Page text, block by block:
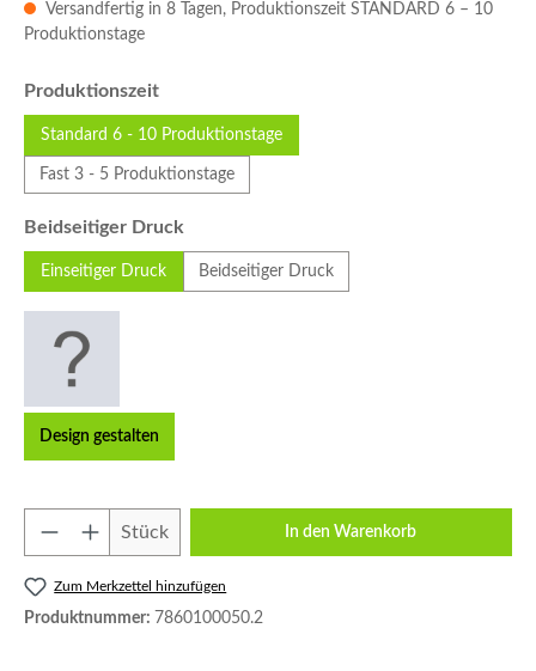
Versandfertig in 8 Tagen, Produktionszeit STANDARD 6 – 10
Produktionstage
Produktionszeitauswählen
Standard 6 - 10 Produktionstage
Fast 3 - 5 Produktionstage
Beidseitiger Druck
Einseitiger Druck Beidseitiger Druck
Design gestalten
Produkt Anzahl: Gib den gewünschten
Stück In den Warenkorb
Zum Merkzettel hinzufügen
Produktnummer: 7860100050.2